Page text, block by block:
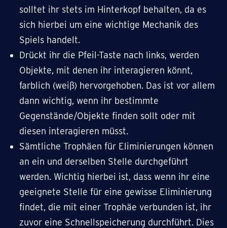
solltet ihr stets im Hinterkopf behalten, da es
sich hierbei um eine wichtige Mechanik des
Spiels handelt.
Drückt ihr die Pfeil-Taste nach links, werden
Objekte, mit denen ihr interagieren könnt,
farblich (weiß) hervorgehoben. Das ist vor allem
dann wichtig, wenn ihr bestimmte
Gegenstände/Objekte finden sollt oder mit
diesen interagieren müsst.
Sämtliche Trophäen für Eliminierungen können
an ein und derselben Stelle durchgeführt
werden. Wichtig hierbei ist, dass wenn ihr eine
geeignete Stelle für eine gewisse Eliminierung
findet, die mit einer Trophäe verbunden ist, ihr
zuvor eine Schnellspeicherung durchführt. Dies